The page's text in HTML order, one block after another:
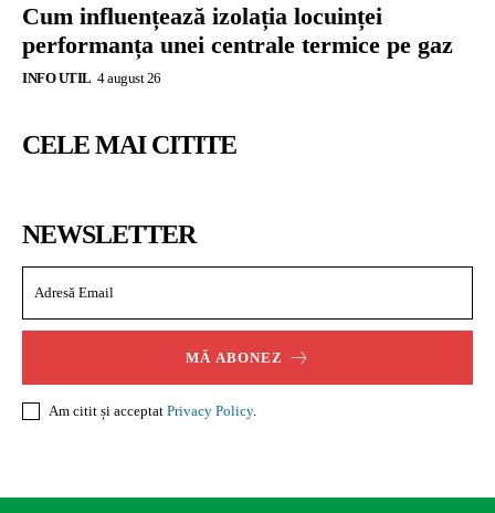
Cum influențează izolația locuinței
performanța unei centrale termice pe gaz
INFO UTIL 4 august 26
CELE MAI CITITE
NEWSLETTER
MĂ ABONEZ
Am citit și acceptat Privacy Policy.